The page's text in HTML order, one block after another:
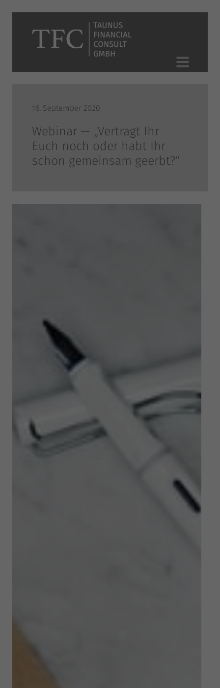
16. September 2020
Webinar — „Vertragt Ihr
Euch noch oder habt Ihr
schon gemeinsam geerbt?“